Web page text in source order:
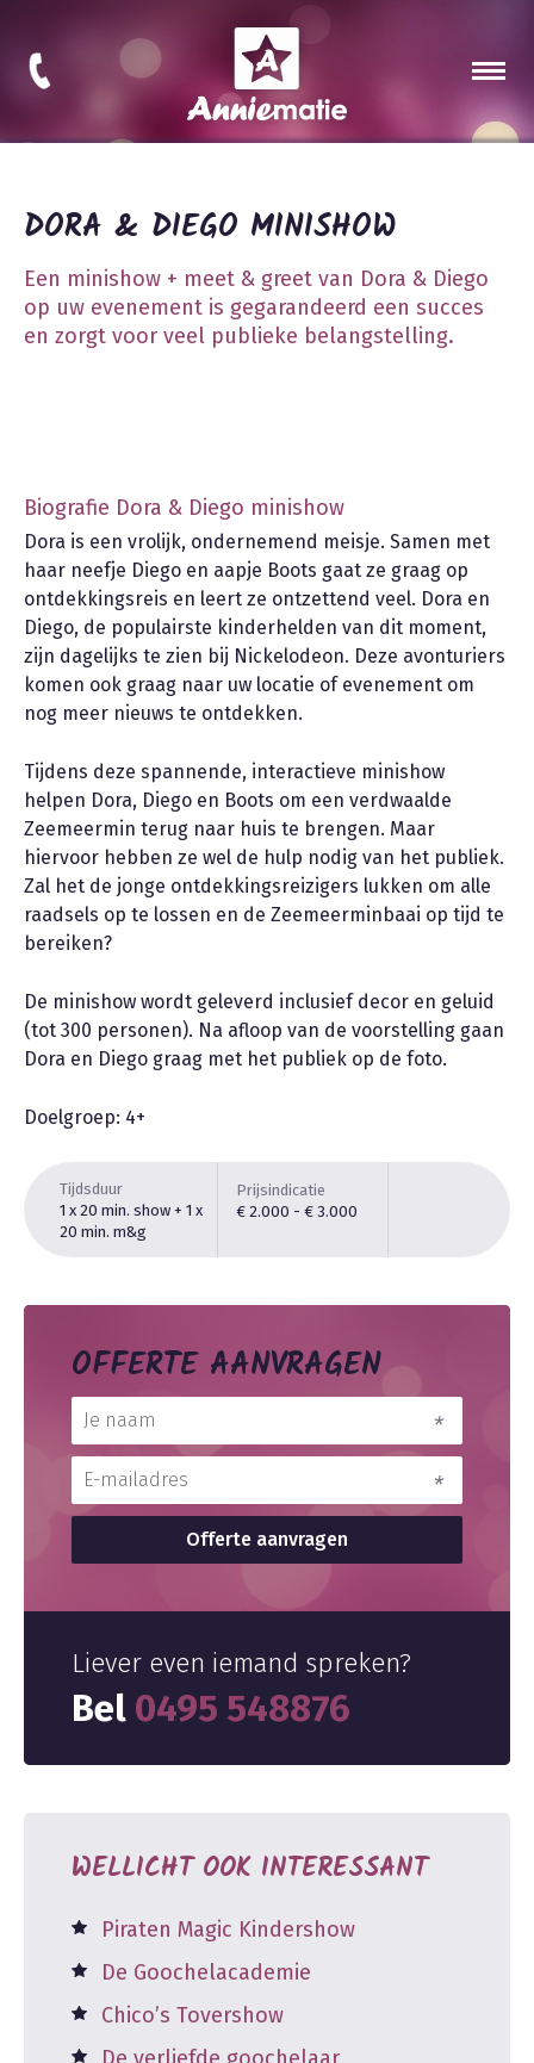
DORA & DIEGO MINISHOW
Een minishow + meet & greet van Dora & Diego
op uw evenement is gegarandeerd een succes
en zorgt voor veel publieke belangstelling.
Biografie Dora & Diego minishow
Dora is een vrolijk, ondernemend meisje. Samen met
haar neefje Diego en aapje Boots gaat ze graag op
ontdekkingsreis en leert ze ontzettend veel. Dora en
Diego, de populairste kinderhelden van dit moment,
zijn dagelijks te zien bij Nickelodeon. Deze avonturiers
komen ook graag naar uw locatie of evenement om
nog meer nieuws te ontdekken.
Tijdens deze spannende, interactieve minishow
helpen Dora, Diego en Boots om een verdwaalde
Zeemeermin terug naar huis te brengen. Maar
hiervoor hebben ze wel de hulp nodig van het publiek.
Zal het de jonge ontdekkingsreizigers lukken om alle
raadsels op te lossen en de Zeemeerminbaai op tijd te
bereiken?
De minishow wordt geleverd inclusief decor en geluid
(tot 300 personen). Na afloop van de voorstelling gaan
Dora en Diego graag met het publiek op de foto.
Doelgroep: 4+
Tijdsduur
1 x 20 min. show + 1 x
20 min. m&g
Prijsindicatie
€ 2.000 - € 3.000
OFFERTE AANVRAGEN
Liever even iemand spreken?
Bel 0495 548876
WELLICHT OOK INTERESSANT
Piraten Magic Kindershow
De Goochelacademie
Chico’s Tovershow